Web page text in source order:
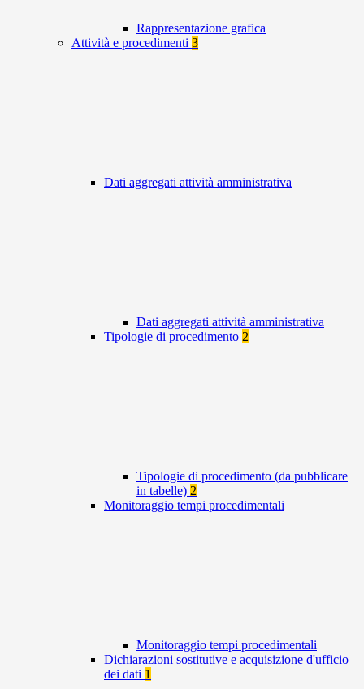
Rappresentazione grafica
Attività e procedimenti 3
Dati aggregati attività amministrativa
Dati aggregati attività amministrativa
Tipologie di procedimento 2
Tipologie di procedimento (da pubblicare
in tabelle) 2
Monitoraggio tempi procedimentali
Monitoraggio tempi procedimentali
Dichiarazioni sostitutive e acquisizione d'ufficio
dei dati 1